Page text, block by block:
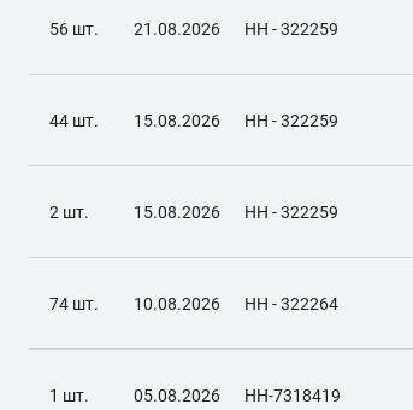
56 шт. 21.08.2026 НН - 322259
44 шт. 15.08.2026 НН - 322259
2 шт. 15.08.2026 НН - 322259
74 шт. 10.08.2026 НН - 322264
1 шт. 05.08.2026 НН-7318419